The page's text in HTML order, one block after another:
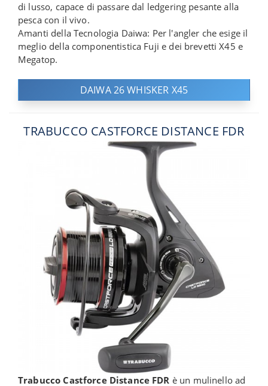
di lusso, capace di passare dal ledgering pesante alla
pesca con il vivo.
Amanti della Tecnologia Daiwa: Per l'angler che esige il
meglio della componentistica Fuji e dei brevetti X45 e
Megatop.
DAIWA 26 WHISKER X45
TRABUCCO CASTFORCE DISTANCE FDR
Trabucco Castforce Distance FDR è un mulinello ad